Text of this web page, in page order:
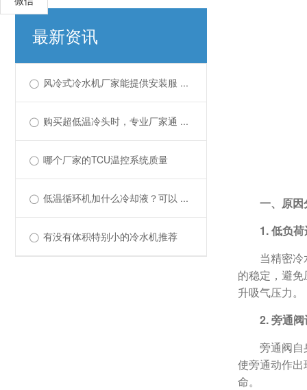
最新资讯
风冷式冷水机厂家能提供安装服 ...
购买超低温冷头时，专业厂家通 ...
哪个厂家的TCU温控系统质量
低温循环机加什么冷却液？可以 ...
有没有体积特别小的冷水机推荐
一、原因
1. 低负
当精密
的稳定，避
升吸气压力。
2. 旁通
旁通阀
使旁通动作
命。